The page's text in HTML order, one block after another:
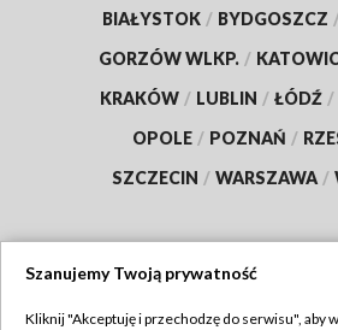
BIAŁYSTOK / BYDGOSZCZ
GORZÓW WLKP. /
KRAKÓW / LUBLIN / ŁÓDŹ /
OPOLE / POZNAŃ /
SZCZECIN / WARSZAWA /
Szanujemy Twoją prywatność
Kliknij "Akceptuję i przechodzę do serwisu", aby